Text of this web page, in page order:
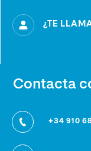
¿TE
Contacta
+34 910